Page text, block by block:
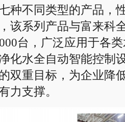
种不同类型的产品，
该系列产品与富来科
台，广泛应用于各
化水全自动智能控制
双重目标，为企业降
力支撑。